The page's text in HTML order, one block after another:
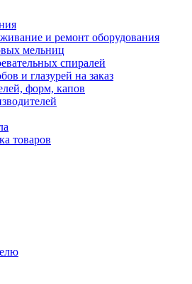
и ремонт оборудования
мельниц
спиралей
и глазурей на заказ
форм, капов
товаров